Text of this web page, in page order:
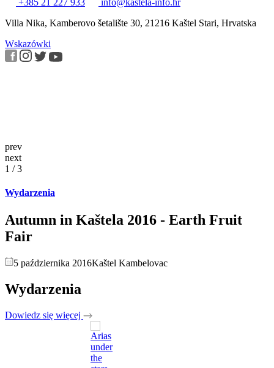
+385 21 227 933
info@kastela-info.hr
Villa Nika, Kamberovo šetalište 30, 21216 Kaštel Stari, Hrvatska
Wskazówki
prev
next
1 / 3
Wydarzenia
Autumn in Kaštela 2016 - Earth Fruit
Fair
5 października 2016Kaštel Kambelovac
Wydarzenia
Dowiedz się więcej